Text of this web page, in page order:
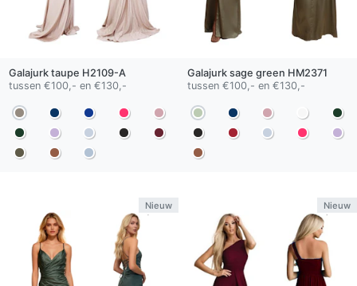
Galajurk taupe H2109-A
tussen €100,- en €130,-
Galajurk sage green HM2371
tussen €100,- en €130,-
Nieuw Nieuw